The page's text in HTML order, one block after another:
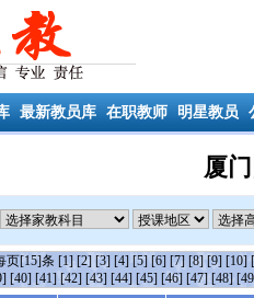
最新教员库 在职教师 明星教员
厦
页[15]条 [1] [2] [3] [4] [5] [6] [7] [8] [9] [10]
[40] [41] [42] [43] [44] [45] [46] [47] [48]